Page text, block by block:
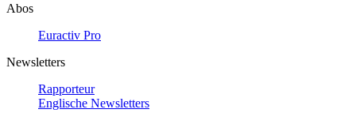
Abos
Euractiv Pro
Newsletters
Rapporteur
Englische Newsletters